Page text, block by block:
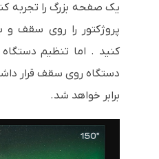
یک صفحه بزرگ را تجربه
پروژکتور را روی
کنید . اما تنظیم
دستگاه روی سقف قرار
برابر خواهد شد.